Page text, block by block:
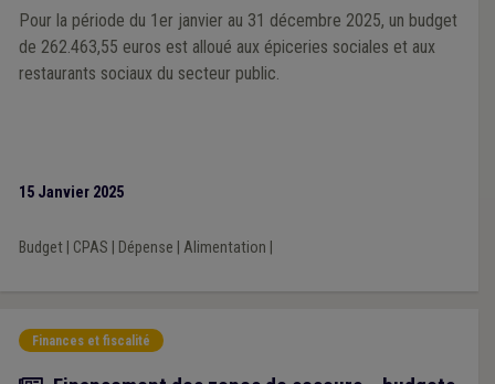
Pour la période du 1er janvier au 31 décembre 2025, un budget
de 262.463,55 euros est alloué aux épiceries sociales et aux
restaurants sociaux du secteur public.
15 Janvier 2025
Budget| CPAS Dépense Alimentation
Finances et fiscalité